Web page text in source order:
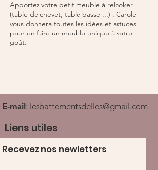
Apportez votre petit meuble à relooker
(table de chevet, table basse ...) . Carole
vous donnera toutes les idées et astuces
pour en faire un meuble unique à votre
goût.
E-mail : lesbattementsdelles@gmail.com
Liens utiles
Recevez nos newletters